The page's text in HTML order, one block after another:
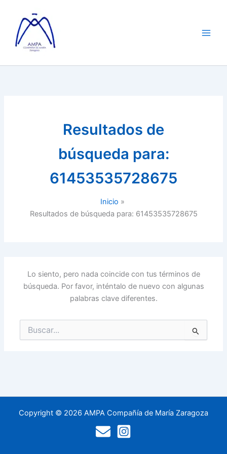
contenido
Resultados de
búsqueda para:
61453535728675
Inicio
Resultados de búsqueda para: 61453535728675
Lo siento, pero nada coincide con tus términos de
búsqueda. Por favor, inténtalo de nuevo con algunas
palabras clave diferentes.
por:
Copyright © 2026 AMPA Compañía de María Zaragoza